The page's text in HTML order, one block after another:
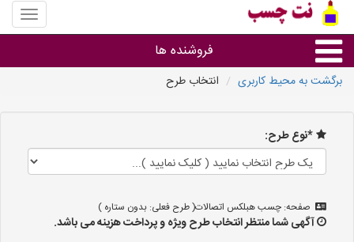
منوی
سایت
چسب
فروشنده ها
استان ها
برگشت به محیط کاربری انتخاب طرح
*نوع طرح:
صفحه: چسب هبلکس اتصالات( طرح فعلی: بدون ستاره )
آگهی شما منتظر انتخاب طرح ویژه و پرداخت هزینه می باشد.